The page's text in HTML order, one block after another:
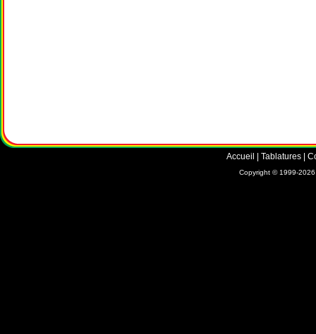
Accueil Tablatures
Copyright © 1999-